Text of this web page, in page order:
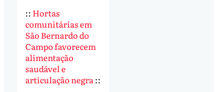
:: Hortas
comunitárias em
São Bernardo do
Campo favorecem
alimentação
saudável e
articulação negra ::